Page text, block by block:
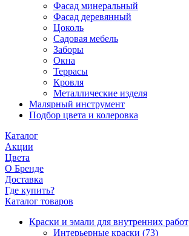
Фасад минеральный
Фасад деревянный
Цоколь
Садовая мебель
Заборы
Окна
Террасы
Кровля
Металлические изделя
Малярный инструмент
Подбор цвета и колеровка
Каталог
Акции
Цвета
О Бренде
Доставка
Где купить?
Каталог товаров
Краски и эмали для внутренних работ
Интерьерные краски (73)